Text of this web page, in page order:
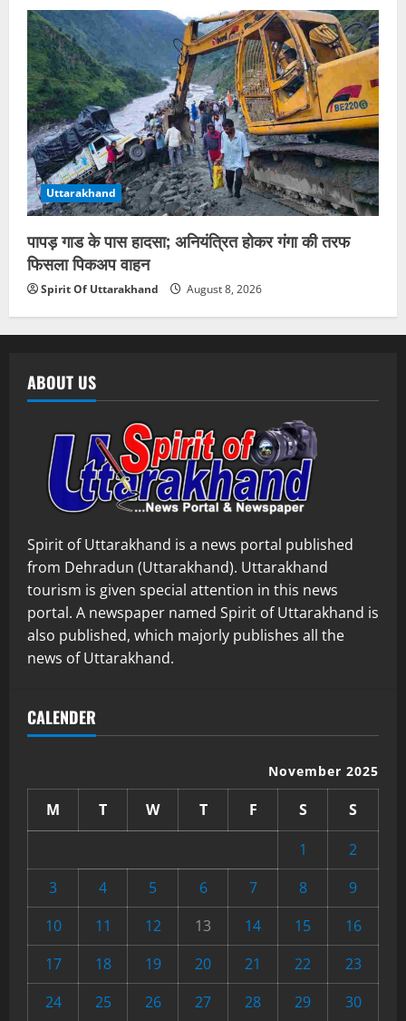
Uttarakhand
पापड़ गाड के पास हादसा; अनियंत्रित होकर गंगा की तरफ
फिसला पिकअप वाहन
Spirit Of Uttarakhand August 8, 2026
ABOUT US
Spirit of Uttarakhand is a news portal published
from Dehradun (Uttarakhand). Uttarakhand
tourism is given special attention in this news
portal. A newspaper named Spirit of Uttarakhand is
also published, which majorly publishes all the
news of Uttarakhand.
CALENDER
November 2025
M T W T F S
S
1
2
3
4 5 6 7 8
9
10
11 12 13 14 15
16
17
18 19 20 21 22
23
24
25 26 27 28 29
30